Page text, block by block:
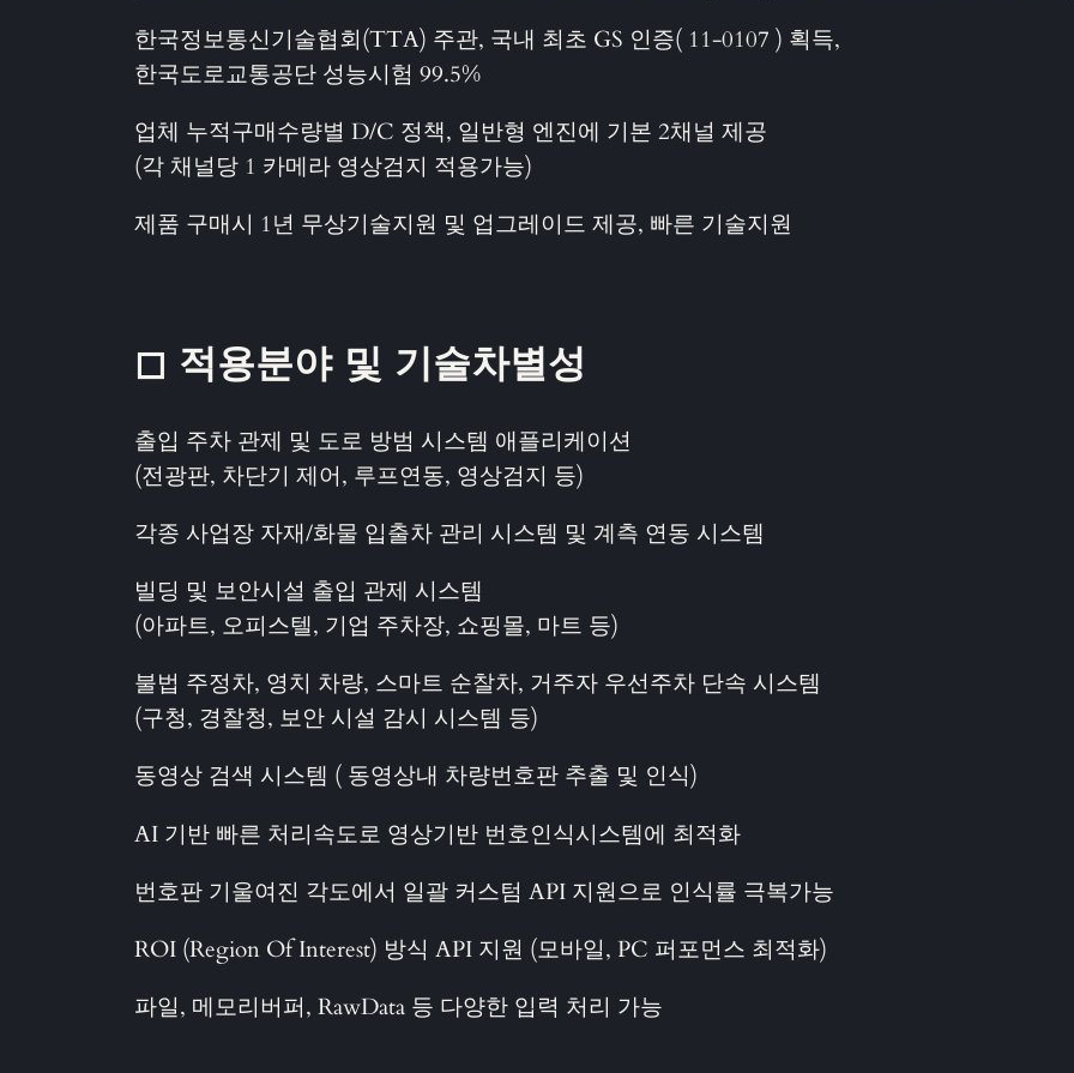
한국정보통신기술협회(TTA) 주관, 국내 최초 GS 인증( 11-0107 ) 획득,
한국도로교통공단 성능시험 99.5%
업체 누적구매수량별 D/C 정책, 일반형 엔진에 기본 2채널 제공
(각 채널당 1 카메라 영상검지 적용가능)
제품 구매시 1년 무상기술지원 및 업그레이드 제공, 빠른 기술지원
◻ 적용분야 및 기술차별성
출입 주차 관제 및 도로 방범 시스템 애플리케이션
(전광판, 차단기 제어, 루프연동, 영상검지 등)
각종 사업장 자재/화물 입출차 관리 시스템 및 계측 연동 시스템
빌딩 및 보안시설 출입 관제 시스템
(아파트, 오피스텔, 기업 주차장, 쇼핑몰, 마트 등)
불법 주정차, 영치 차량, 스마트 순찰차, 거주자 우선주차 단속 시스템
(구청, 경찰청, 보안 시설 감시 시스템 등)
동영상 검색 시스템 ( 동영상내 차량번호판 추출 및 인식)
AI 기반 빠른 처리속도로 영상기반 번호인식시스템에 최적화
번호판 기울여진 각도에서 일괄 커스텀 API 지원으로 인식률 극복가능
ROI (Region Of Interest) 방식 API 지원 (모바일, PC 퍼포먼스 최적화)
파일, 메모리버퍼, RawData 등 다양한 입력 처리 가능